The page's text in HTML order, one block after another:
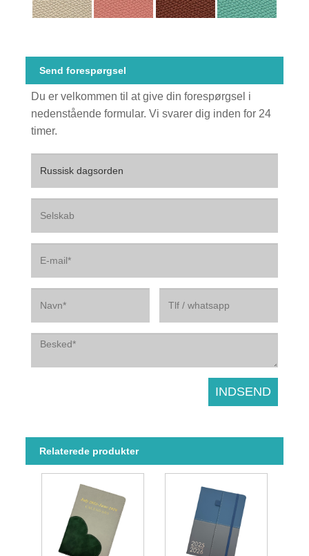
Send forespørgsel
Du er velkommen til at give din forespørgsel i
nedenstående formular. Vi svarer dig inden for 24
timer.
Relaterede produkter